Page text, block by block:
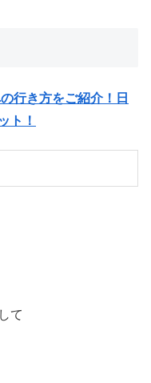
行き方をご紹介！日
ト！
て